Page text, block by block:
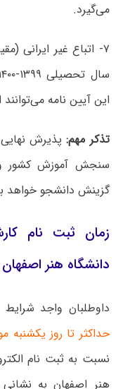
می‌گیرد.
۷- اتباع غیر ایرانی
این آیین نامه
تذکر مهم: پذیرش
سنجش آموزش کشور
گزینش دانشجو خواهد
دانشگاه هنر اصفهان
داوطلبان واجد
حداکثر تا روز یکشنبه مورخ
نسبت به ثبت نام
هنر اصفهان به